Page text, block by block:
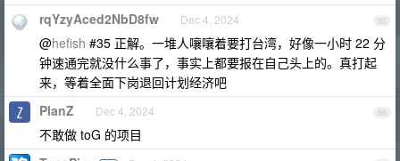
85
rqYzyAced2NbD8fw Dec 4, 2024
@hefish #35 正解。一堆人嚷嚷着要打台湾，好像一小时 22 分
钟速通完就没什么事了，事实上都要报在自己头上的。真打起
来，等着全面下岗退回计划经济吧
86
PlanZ Dec 4, 2024
不敢做 toG 的项目